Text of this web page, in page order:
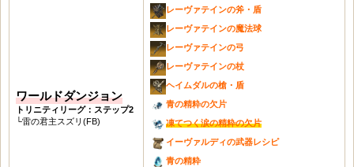
オーディンの知恵の精粋
ブロックの武器レシピ
レーヴァテインの戦斧
レーヴァテインの魔法球
レーヴァテインワンド
レーヴァテインの弓
レーヴァテインの短剣
レーヴァテインのメイス・盾
ヘイムダルの槍・盾
ワールドダンジョン
トリニティリーグ：ステップ2
└雷の君主スズリ(FB)
レーヴァテインの斧・盾
レーヴァテインの魔法球
レーヴァテインの弓
レーヴァテインの杖
ヘイムダルの槍・盾
青の精粋の欠片
凍てつく涙の精粋の欠片
イーヴァルディの武器レシピ
青の精粋